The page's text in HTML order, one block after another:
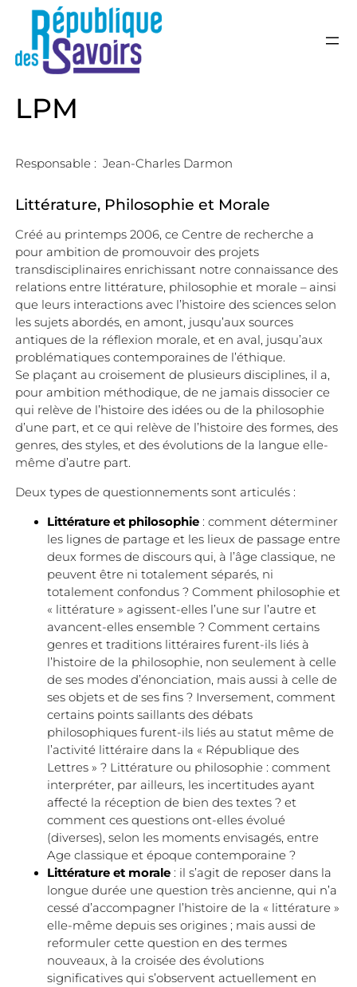
République
Laboratoire transdisciplinaire du
LPM
Responsable : Jean-Charles Darmon
Littérature, Philosophie et Morale
Créé au printemps 2006, ce Centre de recherche a
pour ambition de promouvoir des projets
transdisciplinaires enrichissant notre connaissance des
relations entre littérature, philosophie et morale – ainsi
que leurs interactions avec l’histoire des sciences selon
les sujets abordés, en amont, jusqu’aux sources
antiques de la réflexion morale, et en aval, jusqu’aux
problématiques contemporaines de l’éthique.
Se plaçant au croisement de plusieurs disciplines, il a,
pour ambition méthodique, de ne jamais dissocier ce
qui relève de l’histoire des idées ou de la philosophie
d’une part, et ce qui relève de l’histoire des formes, des
genres, des styles, et des évolutions de la langue elle-
même d’autre part.
Deux types de questionnements sont articulés :
Littérature et philosophie : comment déterminer
les lignes de partage et les lieux de passage entre
deux formes de discours qui, à l’âge classique, ne
peuvent être ni totalement séparés, ni
totalement confondus ? Comment philosophie et
« littérature » agissent-elles l’une sur l’autre et
avancent-elles ensemble ? Comment certains
genres et traditions littéraires furent-ils liés à
l’histoire de la philosophie, non seulement à celle
de ses modes d’énonciation, mais aussi à celle de
ses objets et de ses fins ? Inversement, comment
certains points saillants des débats
philosophiques furent-ils liés au statut même de
l’activité littéraire dans la « République des
Lettres » ? Littérature ou philosophie : comment
interpréter, par ailleurs, les incertitudes ayant
affecté la réception de bien des textes ? et
comment ces questions ont-elles évolué
(diverses), selon les moments envisagés, entre
Age classique et époque contemporaine ?
Littérature et morale : il s’agit de reposer dans la
longue durée une question très ancienne, qui n’a
cessé d’accompagner l’histoire de la « littérature »
elle-même depuis ses origines ; mais aussi de
reformuler cette question en des termes
nouveaux, à la croisée des évolutions
significatives qui s’observent actuellement en